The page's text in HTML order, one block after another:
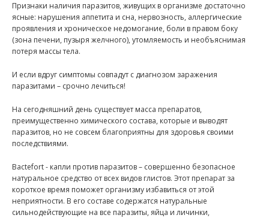
Признаки наличия паразитов, живущих в организме достаточно
ясные: нарушения аппетита и сна, нервозность, аллергические
проявления и хроническое недомогание, боли в правом боку
(зона печени, пузыря желчного), утомляемость и необъяснимая
потеря массы тела.
И если вдруг симптомы совпадут с диагнозом заражения
паразитами – срочно лечиться!
На сегодняшний день существует масса препаратов,
преимущественно химического состава, которые и выводят
паразитов, но не совсем благоприятны для здоровья своими
последствиями.
Bactefort - капли против паразитов – совершенно безопасное
натуральное средство от всех видов глистов. Этот препарат за
короткое время поможет организму избавиться от этой
неприятности. В его составе содержатся натуральные
сильнодействующие на все паразиты, яйца и личинки,